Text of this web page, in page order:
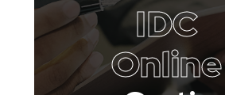
IDC
Online